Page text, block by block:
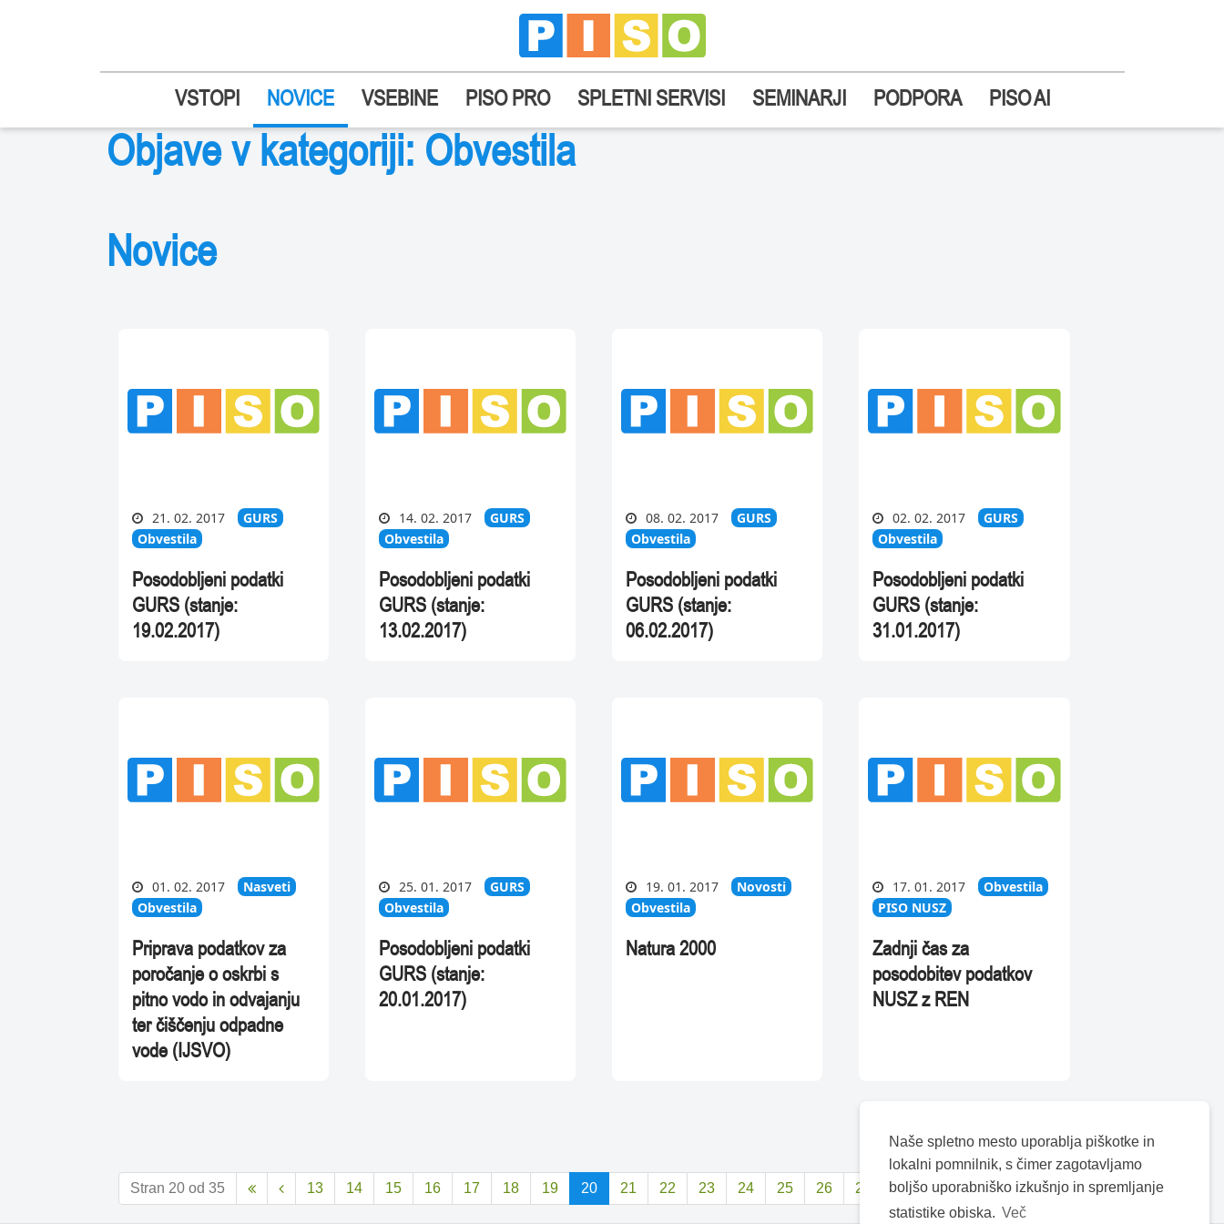
Naše spletno mesto uporablja piškotke in
lokalni pomnilnik, s čimer zagotavljamo
boljšo uporabniško izkušnjo in spremljanje
statistike obiska. Več
VSTOPI NOVICE VSEBINE PISO PRO SPLETNI SERVISI SEMINARJI PODPORA PISO AI
Objave v kategoriji: Obvestila
Novice
21. 02. 2017
GURS
Obvestila
Posodobljeni podatki
GURS (stanje:
19.02.2017)
14. 02. 2017
GURS
Obvestila
Posodobljeni podatki
GURS (stanje:
13.02.2017)
08. 02. 2017
GURS
Obvestila
Posodobljeni podatki
GURS (stanje:
06.02.2017)
02. 02. 2017
GURS
Obvestila
Posodobljeni podatki
GURS (stanje:
31.01.2017)
01. 02. 2017
Nasveti
Obvestila
Priprava podatkov za
poročanje o oskrbi s
pitno vodo in odvajanju
ter čiščenju odpadne
vode (IJSVO)
25. 01. 2017
GURS
Obvestila
Posodobljeni podatki
GURS (stanje:
20.01.2017)
19. 01. 2017
Novosti
Obvestila
Natura 2000
17. 01. 2017
Obvestila
PISO NUSZ
Zadnji čas za
posodobitev podatkov
NUSZ z REN
Stran 20 od 35   13 14 15 16 17 18 19 20 21 22 23 24 25 26 27  